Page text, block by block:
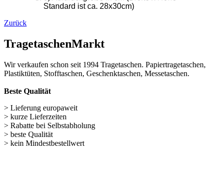
> kurze Lieferzeiten
> Rabatte bei Selbstabholung
> kein Mindestbestellwert
Wichtige Links